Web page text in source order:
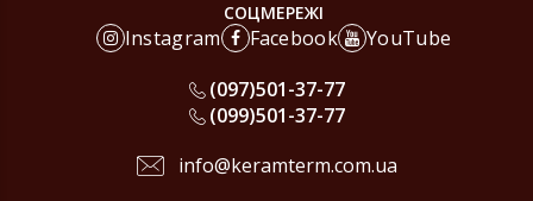
СОЦМЕРЕЖІ
Instagram Facebook YouTube
info@keramterm.com.ua
(097)501-37-77
(099)501-37-77